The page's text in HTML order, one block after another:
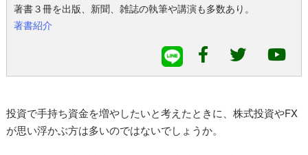
著書３冊を出版、新聞、雑誌の執筆や講演も多数あり。
著書紹介
投資で手持ち資金を増やしたいと考えたときに、株式投資やFX
が思い浮かぶ方は多いのではないでしょうか。